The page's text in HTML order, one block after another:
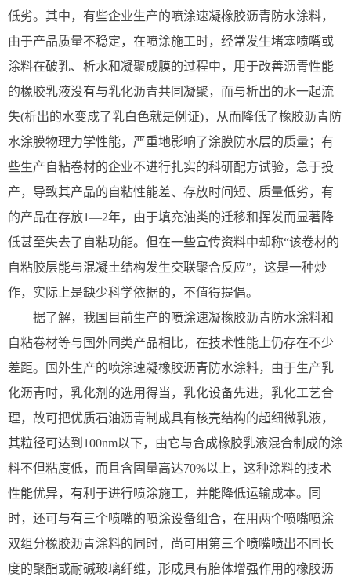
低劣。其中，有些企业生产的喷涂速凝橡胶沥青防水涂料，
由于产品质量不稳定，在喷涂施工时，经常发生堵塞喷嘴或
涂料在破乳、析水和凝聚成膜的过程中，用于改善沥青性能
的橡胶乳液没有与乳化沥青共同凝聚，而与析出的水一起流
失(析出的水变成了乳白色就是例证)，从而降低了橡胶沥青防
水涂膜物理力学性能，严重地影响了涂膜防水层的质量；有
些生产自粘卷材的企业不进行扎实的科研配方试验，急于投
产，导致其产品的自粘性能差、存放时间短、质量低劣，有
的产品在存放1—2年，由于填充油类的迁移和挥发而显著降
低甚至失去了自粘功能。但在一些宣传资料中却称“该卷材的
自粘胶层能与混凝土结构发生交联聚合反应”，这是一种炒
作，实际上是缺少科学依据的，不值得提倡。
据了解，我国目前生产的喷涂速凝橡胶沥青防水涂料和
自粘卷材等与国外同类产品相比，在技术性能上仍存在不少
差距。国外生产的喷涂速凝橡胶沥青防水涂料，由于生产乳
化沥青时，乳化剂的选用得当，乳化设备先进，乳化工艺合
理，故可把优质石油沥青制成具有核壳结构的超细微乳液，
其粒径可达到100nm以下，由它与合成橡胶乳液混合制成的涂
料不但粘度低，而且含固量高达70%以上，这种涂料的技术
性能优异，有利于进行喷涂施工，并能降低运输成本。同
时，还可与有三个喷嘴的喷涂设备组合，在用两个喷嘴喷涂
双组分橡胶沥青涂料的同时，尚可用第三个喷嘴喷出不同长
度的聚酯或耐碱玻璃纤维，形成具有胎体增强作用的橡胶沥